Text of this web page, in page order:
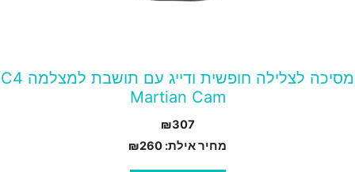
מסיכה לצלילה חופשית ודייג עם תושבת למצלמה C4
Martian Cam
₪307
מחיר אילת:
₪260